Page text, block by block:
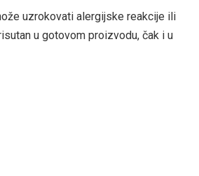
uzrokovati alergijske reakcije ili
u gotovom proizvodu, čak i u